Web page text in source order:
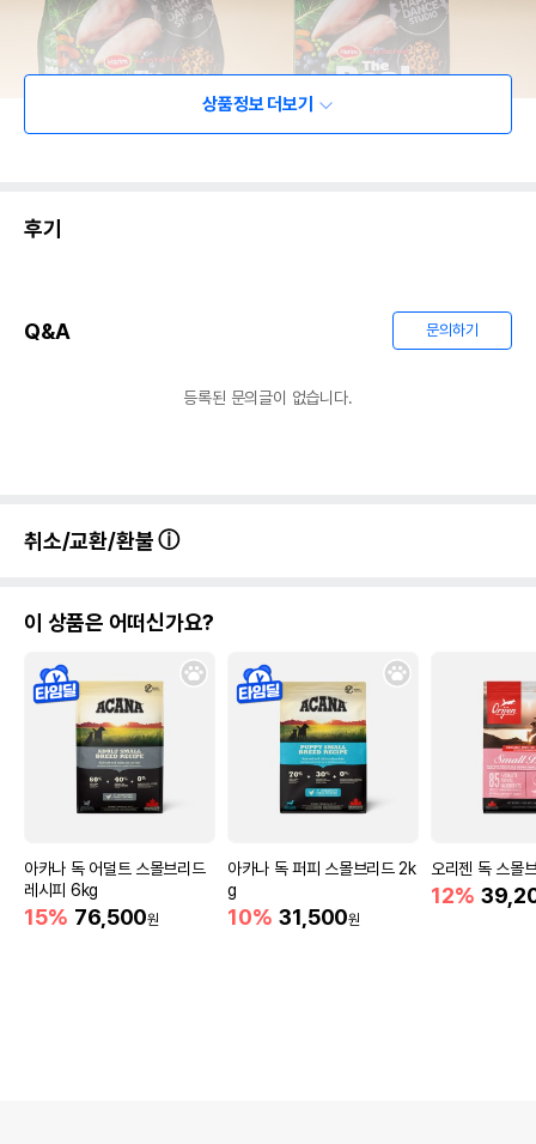
상품정보 더보기
후기
Q&A 문의하기
등록된 문의글이 없습니다.
취소/교환/환불
이 상품은 어떠신가요?
아카나 독 어덜트 스몰브리드
레시피 6kg
15% 76,500원
아카나 독 퍼피 스몰브리드 2k
g
10% 31,500원
오리젠 독 스몰
12%